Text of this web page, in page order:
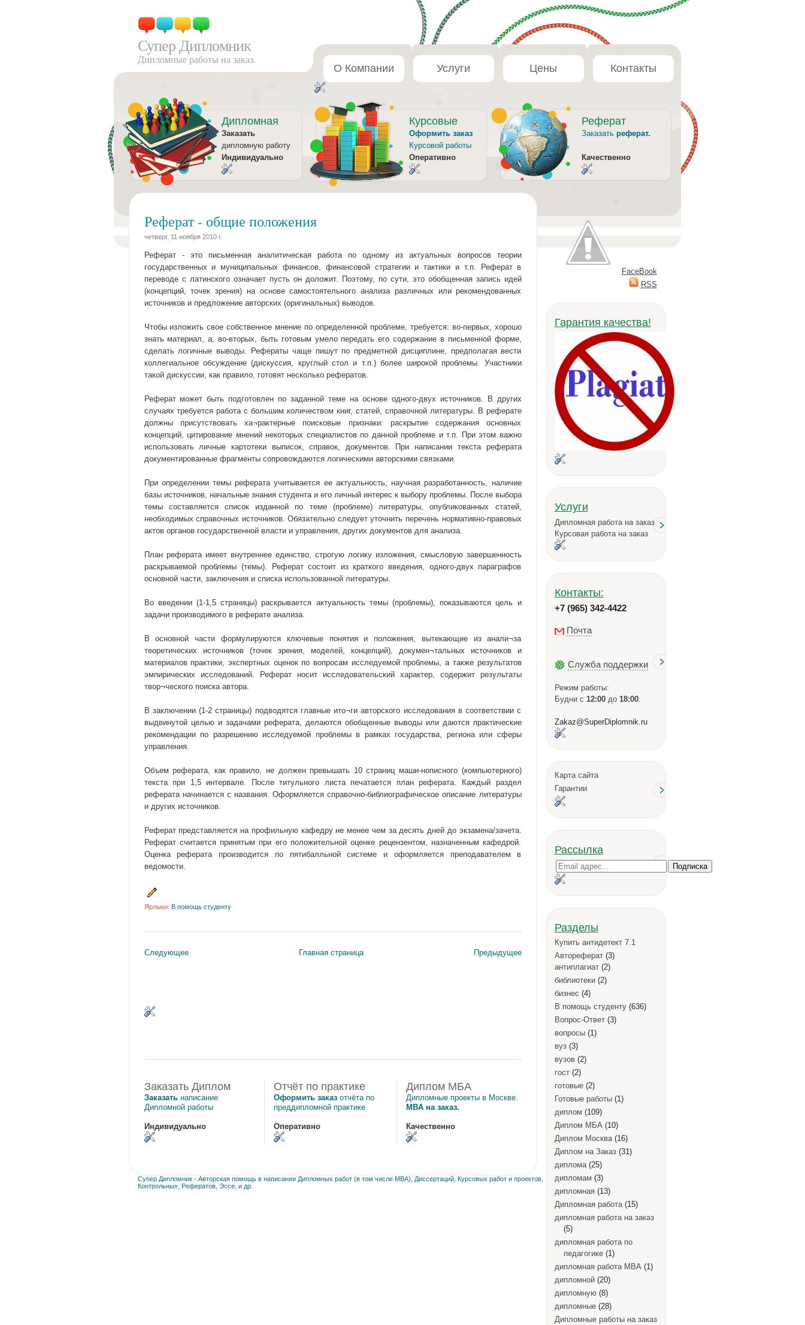
Супер Дипломник
Дипломные работы на заказ.
О Компании Услуги Цены Контакты
Дипломная
Заказать
дипломную работу
Индивидуально
Курсовые
Оформить заказ
Курсовой работы
Оперативно
Реферат
Заказать реферат.
Качественно
Реферат - общие положения
четверг, 11 ноября 2010 г.
Реферат - это письменная аналитическая работа по одному из актуальных вопросов теории
государственных и муниципальных финансов, финансовой стратегии и тактики и т.п. Реферат в
переводе с латинского означает пусть он доложит. Поэтому, по сути, это обобщенная запись идей
(концепций, точек зрения) на основе самостоятельного анализа различных или рекомендованных
источников и предложение авторских (оригинальных) выводов.
Чтобы изложить свое собственное мнение по определенной проблеме, требуется: во-первых, хорошо
знать материал, а, во-вторых, быть готовым умело передать его содержание в письменной форме,
сделать логичные выводы. Рефераты чаще пишут по предметной дисциплине, предполагая вести
коллегиальное обсуждение (дискуссия, круглый стол и т.п.) более широкой проблемы. Участники
такой дискуссии, как правило, готовят несколько рефератов.
Реферат может быть подготовлен по заданной теме на основе одного-двух источников. В других
случаях требуется работа с большим количеством книг, статей, справочной литературы. В реферате
должны присутствовать ха¬рактерные поисковые признаки: раскрытие содержания основных
концепций, цитирование мнений некоторых специалистов по данной проблеме и т.п. При этом важно
использовать личные картотеки выписок, справок, документов. При написании текста реферата
документированные фрагменты сопровождаются логическими авторскими связками.
При определении темы реферата учитывается ее актуальность, научная разработанность, наличие
базы источников, начальные знания студента и его личный интерес к выбору проблемы. После выбора
темы составляется список изданной по теме (проблеме) литературы, опубликованных статей,
необходимых справочных источников. Обязательно следует уточнить перечень нормативно-правовых
актов органов государственной власти и управления, других документов для анализа.
План реферата имеет внутреннее единство, строгую логику изложения, смысловую завершенность
раскрываемой проблемы (темы). Реферат состоит из краткого введения, одного-двух параграфов
основной части, заключения и списка использованной литературы.
Во введении (1-1,5 страницы) раскрывается актуальность темы (проблемы), показываются цель и
задачи производимого в реферате анализа.
В основной части формулируются ключевые понятия и положения, вытекающие из анали¬за
теоретических источников (точек зрения, моделей, концепций), докумен¬тальных источников и
материалов практики, экспертных оценок по вопросам исследуемой проблемы, а также результатов
эмпирических исследований. Реферат носит исследовательский характер, содержит результаты
твор¬ческого поиска автора.
В заключении (1-2 страницы) подводятся главные ито¬ги авторского исследования в соответствии с
выдвинутой целью и задачами реферата, делаются обобщенные выводы или даются практические
рекомендации по разрешению исследуемой проблемы в рамках государства, региона или сферы
управления.
Объем реферата, как правило, не должен превышать 10 страниц маши-нописного (компьютерного)
текста при 1,5 интервале. После титульного листа печатается план реферата. Каждый раздел
реферата начинается с названия. Оформляется справочно-библиографическое описание литературы
и других источников.
Реферат представляется на профильную кафедру не менее чем за десять дней до экзамена/зачета.
Реферат считается принятым при его положительной оценке рецензентом, назначенным кафедрой.
Оценка реферата производится по пятибалльной системе и оформляется преподавателем в
ведомости.
Ярлыки: В помощь студенту
Следующее Предыдущее
Главная страница
Заказать Диплом
Заказатьнаписание
Дипломной работы
Индивидуально
Отчёт по практике
Оформить заказотчёта по
преддипломной практике
Оперативно
Диплом МБА
Дипломные проекты в Москве.
MBA на заказ.
Качественно
FaceBook
RSS
Гарантия качества!
Услуги
Дипломная работа на заказ
Курсовая работа на заказ
Контакты:
+7 (965) 342-4422
Почта
Служба поддержки
Режим работы:
Будни с 12:00до 18:00.
Zakaz@SuperDiplomnik.ru
Карта сайта
Гарантии
Рассылка
Разделы
Купить антидетект 7.1
Автореферат (3)
антиплагиат (2)
библиотеки (2)
бизнес (4)
В помощь студенту (636)
Вопрос-Ответ (3)
вопросы (1)
вуз (3)
вузов (2)
гост (2)
готовые (2)
Готовые работы (1)
диплом (109)
Диплом МБА (10)
Диплом Москва (16)
Диплом на Заказ (31)
диплома (25)
дипломам (3)
дипломная (13)
Дипломная работа (15)
дипломная работа на заказ
(5)
дипломная работа по
педагогике (1)
дипломная работа MBA (1)
дипломной (20)
дипломную (8)
дипломные (28)
Дипломные работы на заказ
Супер Дипломник - Авторская помощь в написании Дипломных работ (в том числе MBA), Диссертаций, Курсовых работ и проектов,
Контрольных, Рефератов, Эссе, и др.